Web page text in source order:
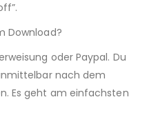
Download?
oder Paypal. Du
nach dem
Es geht am einfachsten